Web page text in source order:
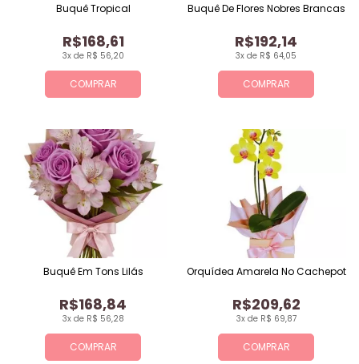
COMPRAR
3x de R$ 56,20
R$168,61
Buquê Tropical
COMPRAR
3x de R$ 64,05
R$192,14
Buquê De Flores Nobres Brancas
COMPRAR
3x de R$ 56,28
R$168,84
Buquê Em Tons Lilás
COMPRAR
3x de R$ 69,87
R$209,62
Orquídea Amarela No Cachepot